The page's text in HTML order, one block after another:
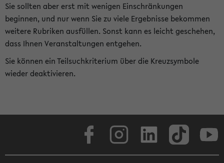
Sie sollten aber erst mit wenigen Einschränkungen
beginnen, und nur wenn Sie zu viele Ergebnisse bekommen
weitere Rubriken ausfüllen. Sonst kann es leicht geschehen,
dass Ihnen Veranstaltungen entgehen.
Sie können ein Teilsuchkriterium über die Kreuzsymbole
wieder deaktivieren.